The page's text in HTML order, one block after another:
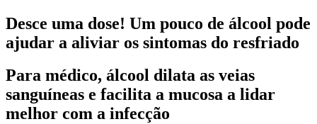
Desce uma dose! Um pouco de álcool pode
ajudar a aliviar os sintomas do resfriado
Para médico, álcool dilata as veias
sanguíneas e facilita a mucosa a lidar
melhor com a infecção